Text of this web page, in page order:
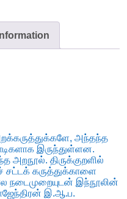
அந்தந்த
இருந்துள்ளன.
அறநூல். திருக்குறளில்
சட்டக் கருத்துக்காளை
நடைமுறையுடன் இந்நூலின்
இ.ஆ.ப.